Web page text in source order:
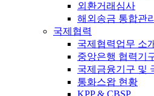
외환거래심사
해외송금 통합관
국제협력
국제협력업무 소
중앙은행 협력기
국제금융기구 및
통화스왑 현황